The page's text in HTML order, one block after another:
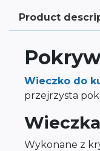
Product
Wieczko do
przejrzysta
Wykonane z